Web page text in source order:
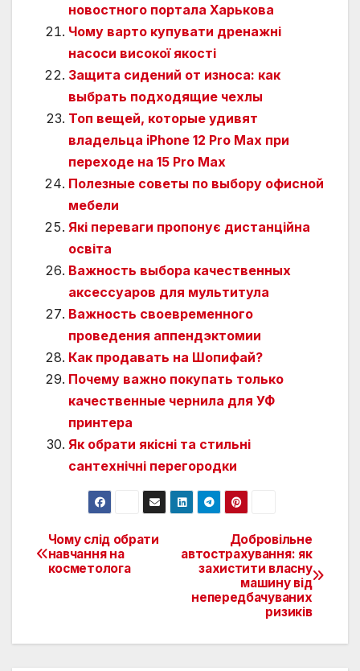
новостного портала Харькова
Чому варто купувати дренажні
насоси високої якості
Защита сидений от износа: как
выбрать подходящие чехлы
Топ вещей, которые удивят
владельца iPhone 12 Pro Max при
переходе на 15 Pro Max
Полезные советы по выбору офисной
мебели
Які переваги пропонує дистанційна
освіта
Важность выбора качественных
аксессуаров для мультитула
Важность своевременного
проведения аппендэктомии
Как продавать на Шопифай?
Почему важно покупать только
качественные чернила для УФ
принтера
Як обрати якісні та стильні
сантехнічні перегородки
Навигация
по
Добровільне
автострахування: як
захистити власну
машину від
непередбачуваних
ризиків
Чому слід обрати
навчання на
косметолога